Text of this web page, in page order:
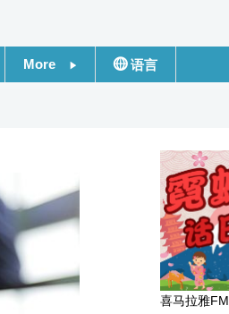
More
日本信息库
日本一瞥
人物访谈
语言
Français
Español
喜马拉雅FM